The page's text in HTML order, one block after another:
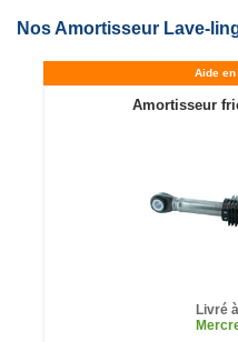
Nos Amortisseur Lave-
Aide
Amortisseur
Livré